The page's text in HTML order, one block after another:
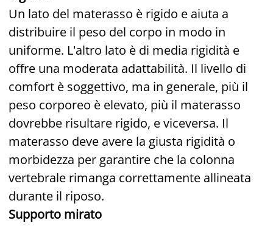
Un lato del materasso è rigido e aiuta a
distribuire il peso del corpo in modo in
uniforme. L'altro lato è di media rigidità e
offre una moderata adattabilità. Il livello di
comfort è soggettivo, ma in generale, più il
peso corporeo è elevato, più il materasso
dovrebbe risultare rigido, e viceversa. Il
materasso deve avere la giusta rigidità o
morbidezza per garantire che la colonna
vertebrale rimanga correttamente allineata
durante il riposo.
Supporto mirato